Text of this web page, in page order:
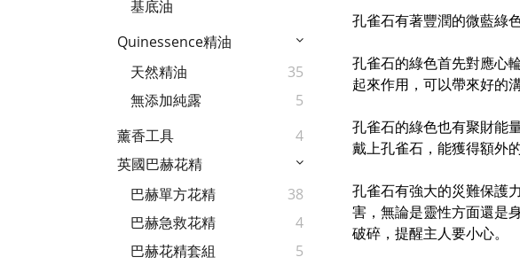
基底油
Quinessence精油
天然精油
35
無添加純露
5
薰香工具
4
英國巴赫花精
巴赫單方花精
38
巴赫急救花精
4
巴赫花精套組
5
孔雀石有著豐潤的微藍綠
孔雀石的綠色首先對應心
起來作用，可以帶來好的
孔雀石的綠色也有聚財能
戴上孔雀石，能獲得額外的
孔雀石有強大的災難保護
害，無論是靈性方面還是
破碎，提醒主人要小心。